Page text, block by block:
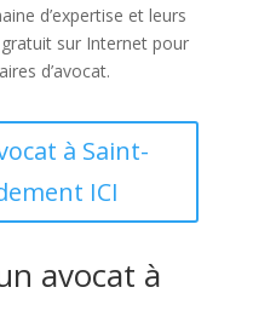
d’expertise et leurs
sur Internet pour
d’avocat.
à Saint-
ICI
avocat à